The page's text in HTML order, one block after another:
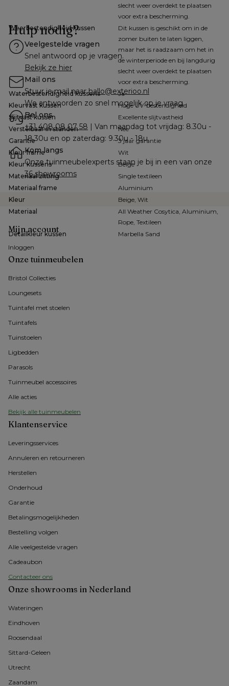
slecht weer overdekt te plaatsen
voor extra bescherming.
Weerbestendigheid kussen
Dit kussen is geschikt om in de
zomer buiten te laten liggen,
maar het is raadzaam om het in
de winterperiode en bij langdurig
slecht weer overdekt te plaatsen
voor extra bescherming.
Waterbestendigheid kussens
Ja
Kleurvast kussen
Hoge UV-bestendigheid
Slijtvast kussen
Excellente slijtvastheid
Verstelbaar in standen
Nee
Garantie
3 jaar garantie
Kleur frame
Wit
Kleur kussens
Beige
Materiaal zitting
Single textileen
Materiaal frame
Aluminium
Kleur
Beige, Wit
Materiaal
All Weather Cosytica, Aluminium,
Rope, Textileen
Detailkleur kussen
Marbella Sand
Hulp nodig?
Veelgestelde vragen
Snel antwoord op je vragen.
Bekijk ze hier
Mail ons
Stuur je mail naar hallo@exterioo.nl
We antwoorden zo snel mogelijk op je vraag.
Bel ons
+31 408 08 07 58 | Van maandag tot vrijdag: 8.30u -
18.30u en op zaterdag: 9.30u - 18u
Kom langs
36 showrooms
Onze tuinmeubelen
Bristol Collecties
Loungesets
Tuintafel met stoelen
Tuintafels
Tuinstoelen
Ligbedden
Parasols
Tuinmeubel accessoires
Alle acties
Bekijk alle tuinmeubelen
Klantenservice
Leveringsservices
Annuleren en retourneren
Herstellen
Onderhoud
Garantie
Betalingsmogelijkheden
Bestelling volgen
Alle veelgestelde vragen
Cadeaubon
Contacteer ons
Onze showrooms in Nederland
Wateringen
Eindhoven
Roosendaal
Sittard-Geleen
Utrecht
Zaandam
Mijn account
Inloggen